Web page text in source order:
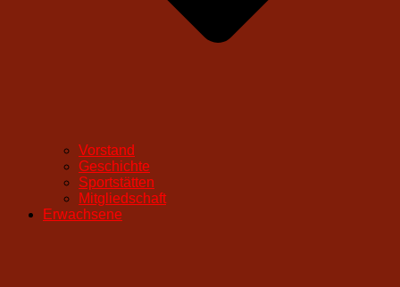
Vorstand
Geschichte
Sportstätten
Mitgliedschaft
Erwachsene